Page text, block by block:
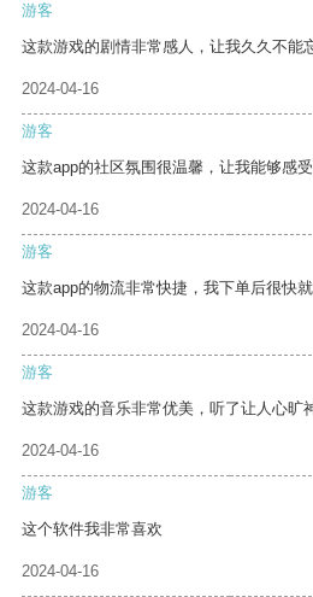
游客
这款游戏的剧情非常感人，让我久久不能
2024-04-16
游客
这款app的社区氛围很温馨，让我能够感受
2024-04-16
游客
这款app的物流非常快捷，我下单后很快就
2024-04-16
游客
这款游戏的音乐非常优美，听了让人心旷
2024-04-16
游客
这个软件我非常喜欢
2024-04-16